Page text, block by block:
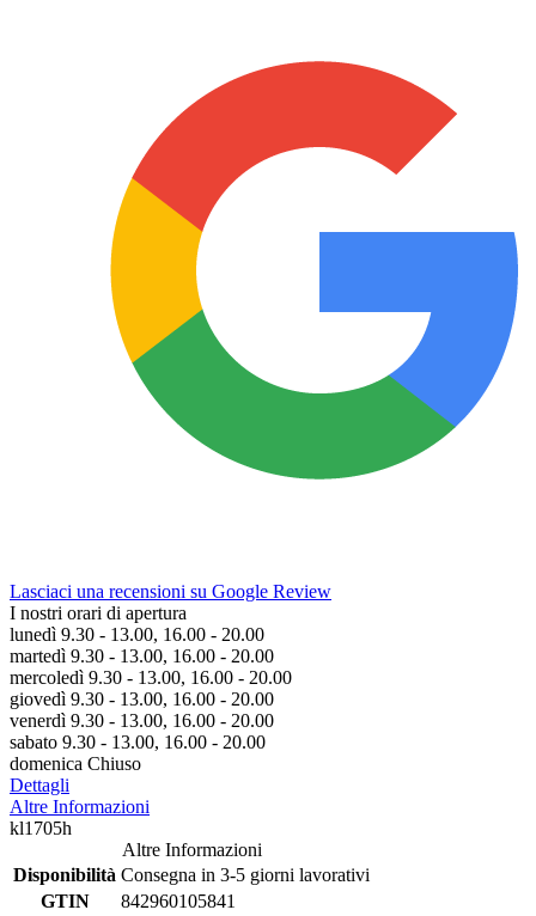
Lasciaci una recensioni su Google Review
I nostri orari di apertura
lunedì 9.30 - 13.00, 16.00 - 20.00
martedì 9.30 - 13.00, 16.00 - 20.00
mercoledì 9.30 - 13.00, 16.00 - 20.00
giovedì 9.30 - 13.00, 16.00 - 20.00
venerdì 9.30 - 13.00, 16.00 - 20.00
sabato 9.30 - 13.00, 16.00 - 20.00
domenica Chiuso
Dettagli
Altre Informazioni
kl1705h
Altre Informazioni
Disponibilità Consegna in 3-5 giorni lavorativi
GTIN
842960105841